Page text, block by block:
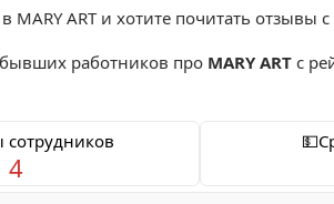
MARY ART и хотите почитать отзывы
бывших работников про MARY ART с
4